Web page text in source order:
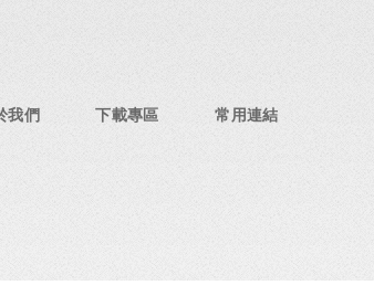
我們 下載專區 常用連結